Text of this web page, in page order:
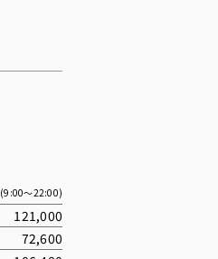
(9:00〜22:00)
121,000
72,600